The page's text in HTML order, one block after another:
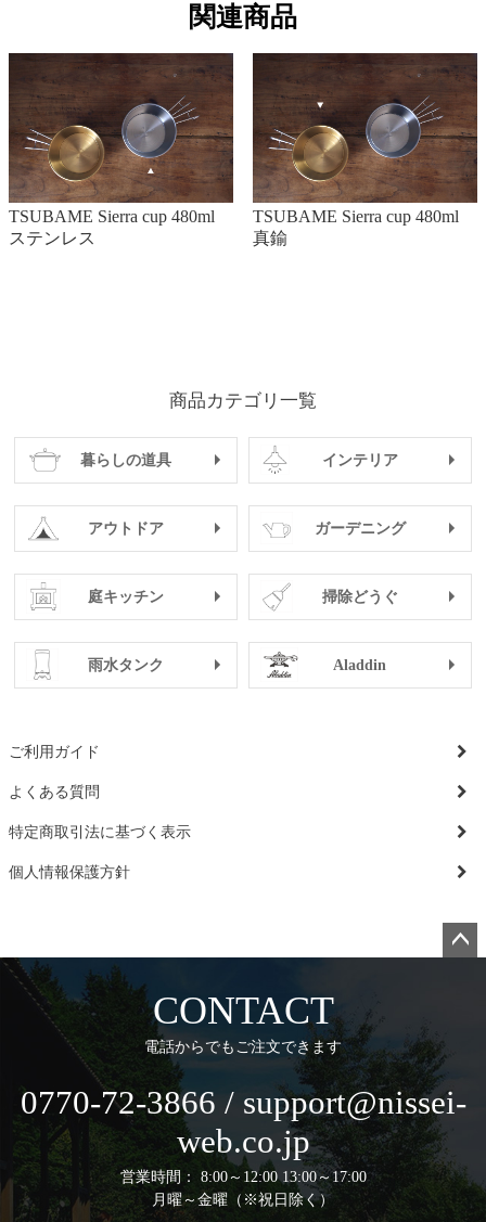
関連商品
TSUBAME Sierra cup 480ml
ステンレス
TSUBAME Sierra cup 480ml
真鍮
商品カテゴリ一覧
暮らしの道具 インテリア
アウトドア ガーデニング
庭キッチン 掃除どうぐ
雨水タンク Aladdin
ご利用ガイド
よくある質問
特定商取引法に基づく表示
個人情報保護方針
CONTACT
電話からでもご注文できます
0770-72-3866 / support@nissei-
web.co.jp
営業時間： 8:00～12:00 13:00～17:00
月曜～金曜（※祝日除く）